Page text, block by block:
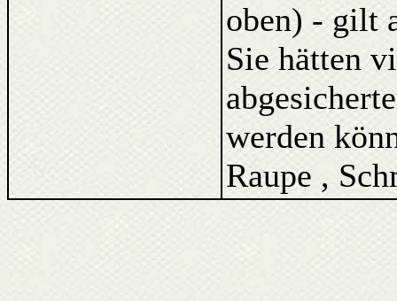
oben) - gilt
Sie hätten
werden
Raupe ,